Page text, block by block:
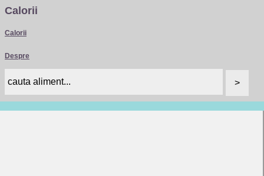
Calorii
Calorii
Despre